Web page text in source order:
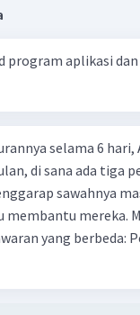
program aplikasi
selama 6
di sana ada tiga
sawahnya
membantu mereka.
yang berbeda:
(Ana dan Bobi)
rupiah pada hari